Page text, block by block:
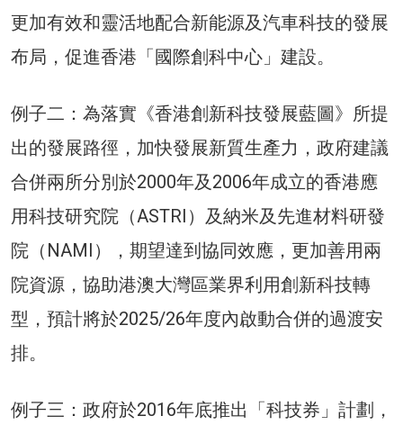
更加有效和靈活地配合新能源及汽車科技的發展
布局，促進香港「國際創科中心」建設。
例子二：為落實《香港創新科技發展藍圖》所提
出的發展路徑，加快發展新質生產力，政府建議
合併兩所分別於2000年及2006年成立的香港應
用科技研究院（ASTRI）及納米及先進材料研發
院（NAMI），期望達到協同效應，更加善用兩
院資源，協助港澳大灣區業界利用創新科技轉
型，預計將於2025/26年度內啟動合併的過渡安
排。
例子三：政府於2016年底推出「科技券」計劃，